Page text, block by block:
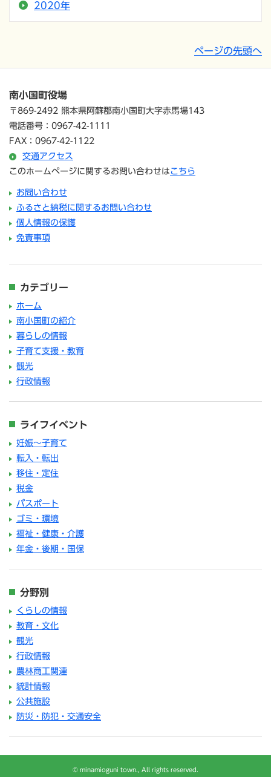
2020年
ページの先頭へ
南小国町役場
〒869-2492 熊本県阿蘇郡南小国町大字赤馬場143
電話番号：0967-42-1111
FAX：0967-42-1122
交通アクセス
このホームページに関するお問い合わせは こちら
お問い合わせ
ふるさと納税に関するお問い合わせ
個人情報の保護
免責事項
カテゴリー
ホーム
南小国町の紹介
暮らしの情報
子育て支援・教育
観光
行政情報
ライフイベント
妊娠～子育て
転入・転出
移住・定住
税金
パスポート
ゴミ・環境
福祉・健康・介護
年金・後期・国保
分野別
くらしの情報
教育・文化
観光
行政情報
農林商工関連
統計情報
公共施設
防災・防犯・交通安全
© minamioguni town., All rights reserved.